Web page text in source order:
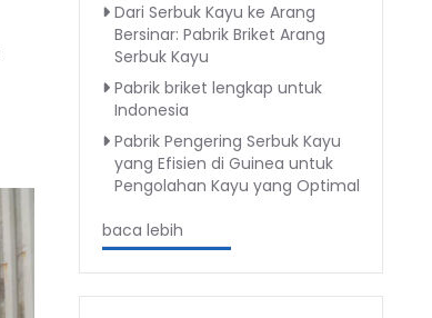
Dari Serbuk Kayu ke Arang
Bersinar: Pabrik Briket Arang
Serbuk Kayu
Pabrik briket lengkap untuk
Indonesia
Pabrik Pengering Serbuk Kayu
yang Efisien di Guinea untuk
Pengolahan Kayu yang Optimal
baca lebih